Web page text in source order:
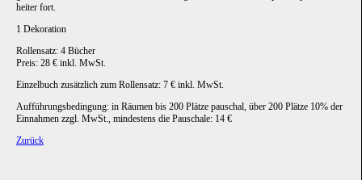
heiter fort.
1 Dekoration
Rollensatz: 4 Bücher
Preis: 28 € inkl. MwSt.
Einzelbuch zusätzlich zum Rollensatz: 7 € inkl. MwSt.
Aufführungsbedingung: in Räumen bis 200 Plätze pauschal, über 200 Plätze 10% der
Einnahmen zzgl. MwSt., mindestens die Pauschale: 14 €
Zurück